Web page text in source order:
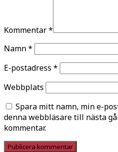
Kommentar*
Namn*
E-postadress *
Webbplats
Spara mitt namn, min e-
denna webbläsare till nästa
kommentar.